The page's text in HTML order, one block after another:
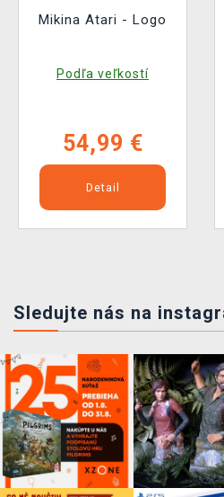
Mikina Atari - Logo
Podľa veľkostí
54,99 €
Detail
Sledujte nás na